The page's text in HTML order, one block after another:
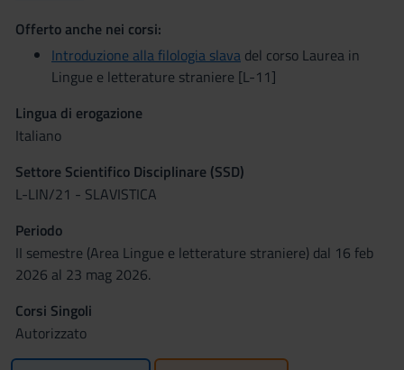
Offerto anche nei corsi:
Introduzione alla filologia slava del corso Laurea in
Lingue e letterature straniere [L-11]
Lingua di erogazione
Italiano
Settore Scientifico Disciplinare (SSD)
L-LIN/21 - SLAVISTICA
Periodo
II semestre (Area Lingue e letterature straniere) dal 16 feb
2026 al 23 mag 2026.
Corsi Singoli
Autorizzato